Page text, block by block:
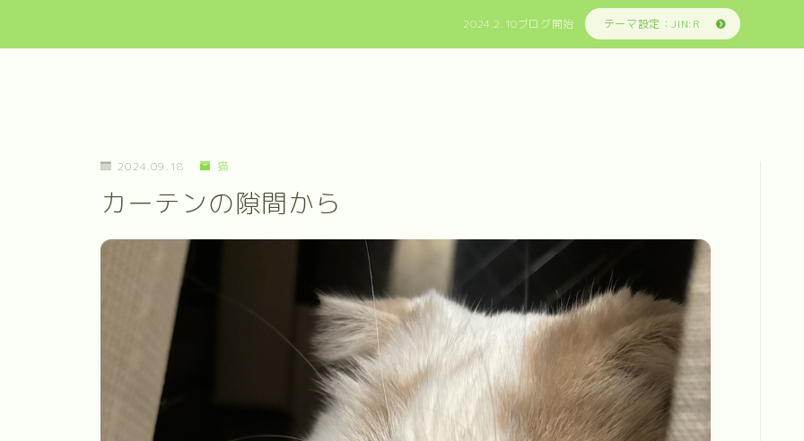
2024.2.10ブログ開始 テーマ設定：JIN:R
2024.09.18 猫
カーテンの隙間から